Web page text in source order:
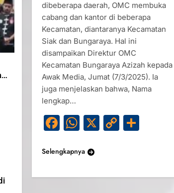
dibeberapa daerah, OMC membuka
cabang dan kantor di beberapa
Kecamatan, diantaranya Kecamatan
Siak dan Bungaraya. Hal ini
disampaikan Direktur OMC
Kecamatan Bungaraya Azizah kepada
Awak Media, Jumat (7/3/2025). Ia
juga menjelaskan bahwa, Nama
lengkap…
Facebook
WhatsApp
X CopyShare
Selengkapnya